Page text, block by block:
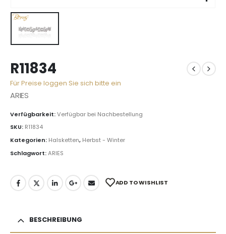
R11834
Für Preise loggen Sie sich bitte ein
ARIES
Verfügbarkeit:Verfügbar bei Nachbestellung
SKU: R11834
Kategorien: Halsketten, Herbst - Winter
Schlagwort:ARIES
ADD TO WISHLIST
BESCHREIBUNG